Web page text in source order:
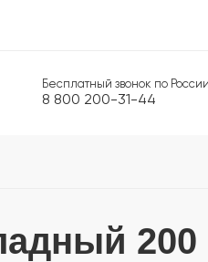
Бесплатный звонок по
8 800 200-31-44
200